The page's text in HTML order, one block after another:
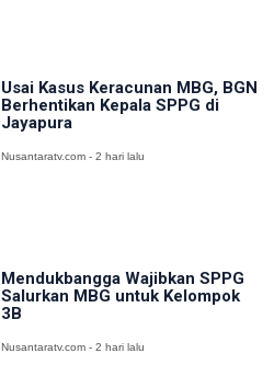
Usai Kasus Keracunan MBG, BGN
Berhentikan Kepala SPPG di
Jayapura
Nusantaratv.com - 2 hari lalu
Mendukbangga Wajibkan SPPG
Salurkan MBG untuk Kelompok
3B
Nusantaratv.com - 2 hari lalu